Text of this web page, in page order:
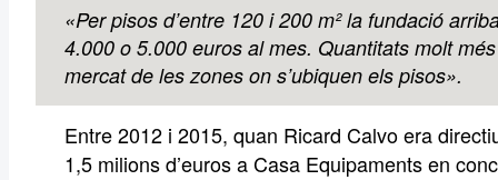
«Per pisos d’entre 120 i 200 m² la fundació
4.000 o 5.000 euros al mes. Quantitats molt
mercat de les zones on s’ubiquen els pisos».
Entre 2012 i 2015, quan Ricard Calvo era
1,5 milions d’euros a Casa Equipaments en